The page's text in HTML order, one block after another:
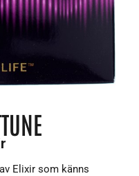
Elixir som känns